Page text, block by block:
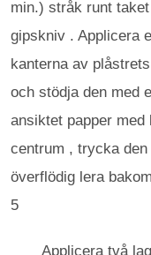
min.) stråk runt
gipskniv . Applicera
kanterna av
och stödja den med
ansiktet papper
centrum , trycka
överflödig lera
5
Applicera två